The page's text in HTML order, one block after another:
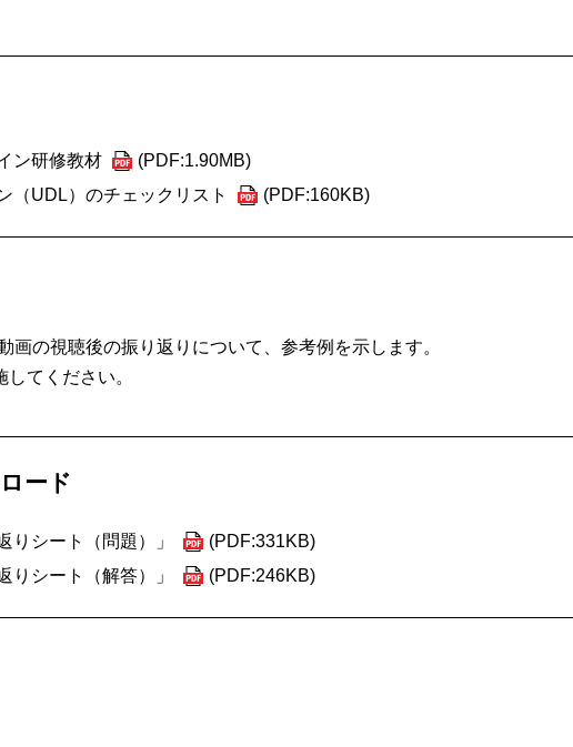
ン研修教材
(PDF:1.90MB)
（UDL）のチェックリスト
(PDF:160KB)
画の視聴後の振り返りについて、参考例を示します。
てください。
ード
りシート（問題）」
(PDF:331KB)
りシート（解答）」
(PDF:246KB)